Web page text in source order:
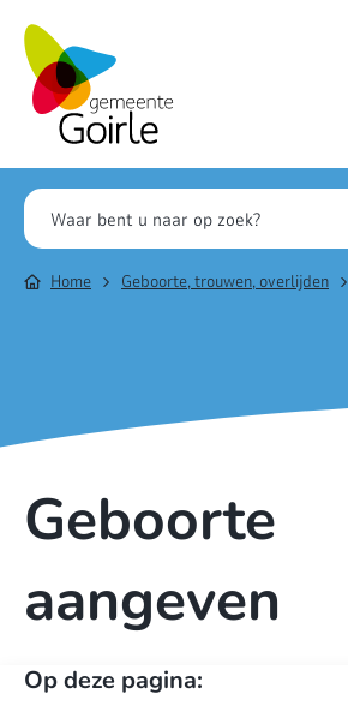
Home Geboorte, trouwen, overlijden
Geboorte
aangeven
Op deze pagina: